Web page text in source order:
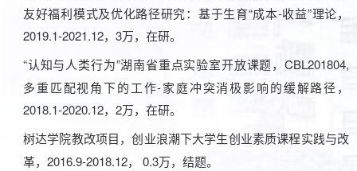
友好福利模式及优化路径研究：基于生育“成本-收益”理论，
2019.1-2021.12，3万，在研。
“认知与人类行为”湖南省重点实验室开放课题，CBL201804,
多重匹配视角下的工作-家庭冲突消极影响的缓解路径，
2018.1-2020.12，2万，在研。
树达学院教改项目，创业浪潮下大学生创业素质课程实践与改
革， 2016.9-2018.12， 0.3万，结题。